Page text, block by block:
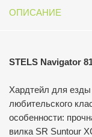
ОПИСАНИЕ
STELS Navigator
Хардтейл для езды
любительского
особенности:
вилка SR Suntour